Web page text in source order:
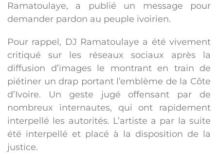
Ramatoulaye, a publié un message pour
demander pardon au peuple ivoirien.
Pour rappel, DJ Ramatoulaye a été vivement
critiqué sur les réseaux sociaux après la
diffusion d’images le montrant en train de
piétiner un drap portant l’emblème de la Côte
d’Ivoire. Un geste jugé offensant par de
nombreux internautes, qui ont rapidement
interpellé les autorités. L’artiste a par la suite
été interpellé et placé à la disposition de la
justice.